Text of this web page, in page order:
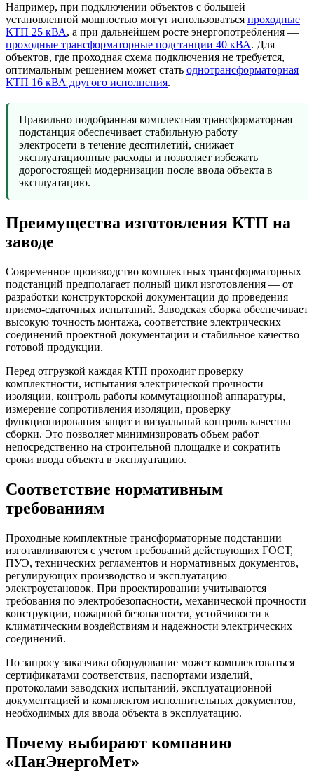
Например, при подключении объектов с большей
установленной мощностью могут использоваться проходные
КТП 25 кВА, а при дальнейшем росте энергопотребления —
проходные трансформаторные подстанции 40 кВА. Для
объектов, где проходная схема подключения не требуется,
оптимальным решением может стать однотрансформаторная
КТП 16 кВА другого исполнения.
Правильно подобранная комплектная трансформаторная
подстанция обеспечивает стабильную работу
электросети в течение десятилетий, снижает
эксплуатационные расходы и позволяет избежать
дорогостоящей модернизации после ввода объекта в
эксплуатацию.
Преимущества изготовления КТП на
заводе
Современное производство комплектных трансформаторных
подстанций предполагает полный цикл изготовления — от
разработки конструкторской документации до проведения
приемо-сдаточных испытаний. Заводская сборка обеспечивает
высокую точность монтажа, соответствие электрических
соединений проектной документации и стабильное качество
готовой продукции.
Перед отгрузкой каждая КТП проходит проверку
комплектности, испытания электрической прочности
изоляции, контроль работы коммутационной аппаратуры,
измерение сопротивления изоляции, проверку
функционирования защит и визуальный контроль качества
сборки. Это позволяет минимизировать объем работ
непосредственно на строительной площадке и сократить
сроки ввода объекта в эксплуатацию.
Соответствие нормативным
требованиям
Проходные комплектные трансформаторные подстанции
изготавливаются с учетом требований действующих ГОСТ,
ПУЭ, технических регламентов и нормативных документов,
регулирующих производство и эксплуатацию
электроустановок. При проектировании учитываются
требования по электробезопасности, механической прочности
конструкции, пожарной безопасности, устойчивости к
климатическим воздействиям и надежности электрических
соединений.
По запросу заказчика оборудование может комплектоваться
сертификатами соответствия, паспортами изделий,
протоколами заводских испытаний, эксплуатационной
документацией и комплектом исполнительных документов,
необходимых для ввода объекта в эксплуатацию.
Почему выбирают компанию
«ПанЭнергоМет»